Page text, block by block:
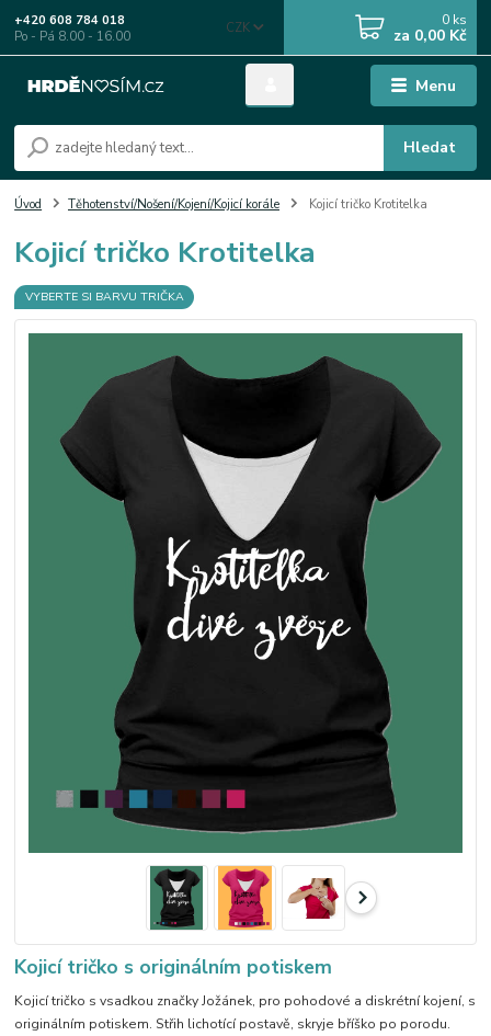
Menu
CZK
Hledat
+420 608 784 018
Po - Pá 8.00 - 16.00
0 ks
za 0,00 Kč
Úvod Těhotenství/Nošení/Kojení/Kojicí korále Kojicí tričko Krotitelka
Kojicí tričko Krotitelka
VYBERTE SI BARVU TRIČKA
Kojicí tričko s originálním potiskem
Kojicí tričko s vsadkou značky Jožánek, pro pohodové a diskrétní kojení, s
originálním potiskem. Střih lichotící postavě, skryje bříško po porodu.